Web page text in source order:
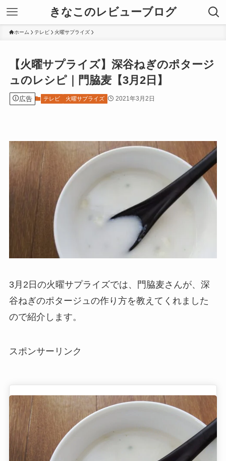
きなこのレビューブログ
ホーム テレビ 火曜サプライズ
【火曜サプライズ】深谷ねぎのポタージ
ュのレシピ｜門脇麦【3月2日】
広告 テレビ 火曜サプライズ 2021年3月2日
3月2日の火曜サプライズでは、門脇麦さんが、深
谷ねぎのポタージュの作り方を教えてくれました
ので紹介します。
スポンサーリンク